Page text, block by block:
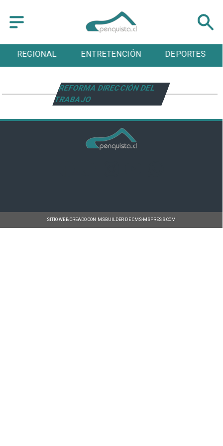
REGIONAL ENTRETENCIÓN DEPORTES
REFORMA DIRECCIÓN DEL
TRABAJO
SITIO WEB CREADO CON MSBUILDER DE CMS-MSPRESS.COM